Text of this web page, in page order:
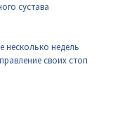
сустава
несколько недель
своих стоп